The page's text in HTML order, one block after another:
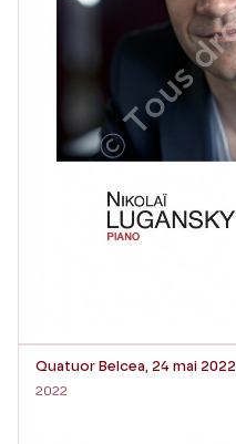
Quatuor Belcea, 24 mai 2022
2022